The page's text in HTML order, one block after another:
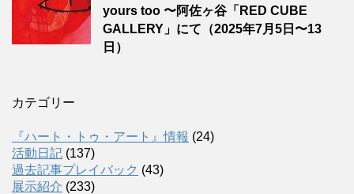
yours too 〜阿佐ヶ谷「RED CUBE
GALLERY」にて（2025年7月5日〜13
日）
カテゴリー
『ハート・トゥ・アート』情報 (24)
活動日記 (137)
過去記事プレイバック (43)
展示紹介 (233)